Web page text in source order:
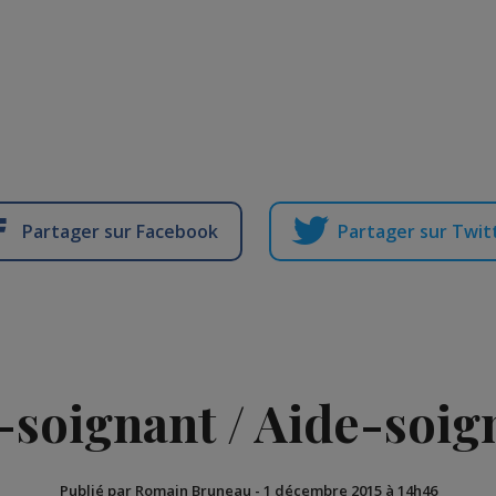
Partager sur Facebook Partager sur
/ Aide-
Publié par Romain Bruneau - 1 décembre 2015 à 14h46